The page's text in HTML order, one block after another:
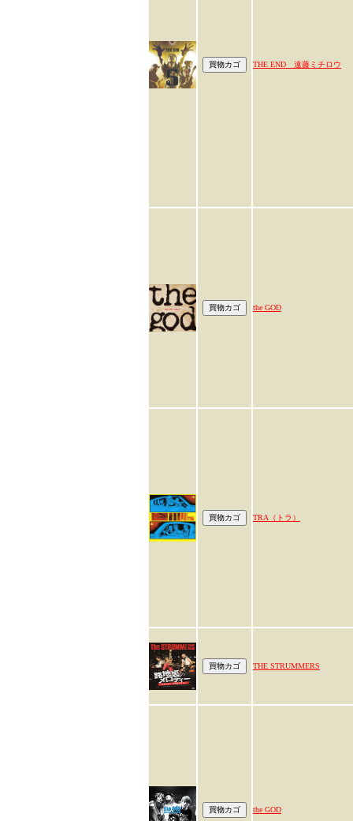
THE END 遠藤ミチロウ
the GOD
TRA（トラ）
THE STRUMMERS
the GOD